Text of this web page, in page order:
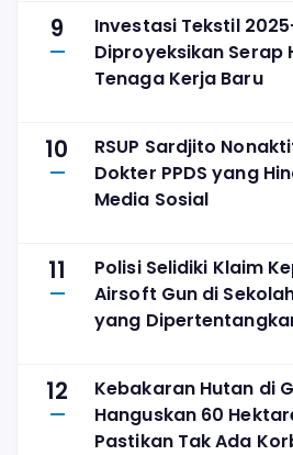
9
Investasi Tekstil
Diproyeksikan Serap
Tenaga Kerja Baru
10
RSUP Sardjito
Dokter PPDS yang
Media Sosial
11
Polisi Selidiki Klaim
Airsoft Gun di
yang
12
Kebakaran Hutan di
Hanguskan 60
Pastikan Tak Ada